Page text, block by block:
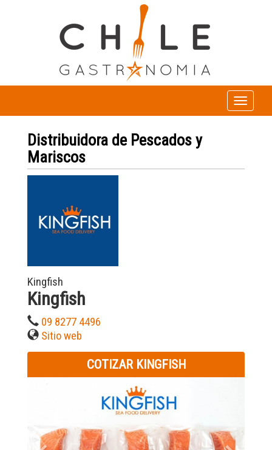
Toggle
navigation
Distribuidora de Pescados y
Mariscos
Kingfish
Kingfish
09 8277 4496
Sitio web
COTIZAR KINGFISH